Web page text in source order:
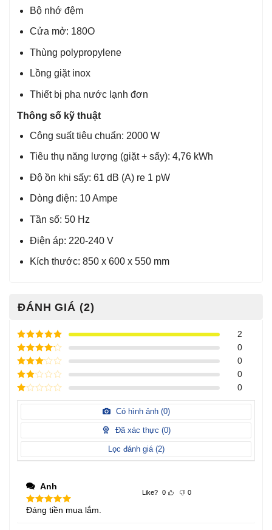
Bộ nhớ đệm
Cửa mở: 180O
Thùng polypropylene
Lồng giặt inox
Thiết bị pha nước lạnh đơn
Thông số kỹ thuật
Công suất tiêu chuẩn: 2000 W
Tiêu thụ năng lượng (giặt + sấy): 4,76 kWh
Độ ồn khi sấy: 61 dB (A) re 1 pW
Dòng điện: 10 Ampe
Tần số: 50 Hz
Điện áp: 220-240 V
Kích thước: 850 x 600 x 550 mm
ĐÁNH GIÁ (2)
Được xếp
hạng
5
sao
2
Được xếp
hạng
sao
0
Được
xếp
hạng3
5 sao
0
Được
hạng
sao
0
Được
1
sao
0
Có hình ảnh (0)
Đã xác thực (0)
Lọc đánh giá (2)
Anh
Được xếp
Đáng tiền mua lắm.
Like? 0 0